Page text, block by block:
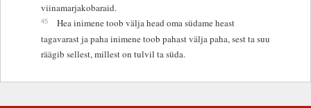
viinamarjakobaraid.
45
Hea inimene toob välja head oma südame heast
tagavarast ja paha inimene toob pahast välja paha, sest ta suu
räägib sellest, millest on tulvil ta süda.